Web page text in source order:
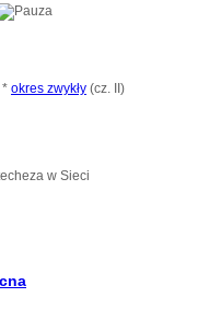
* okres zwykły (cz. II)
w Sieci